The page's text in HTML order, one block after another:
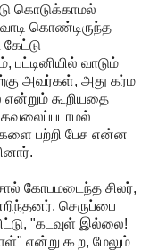
கொடுக்காமல்
கொண்டிருந்த
வாடும்
அவர்கள், அது கர்ம
கூறியதை
கவலைப்படாமல்
பற்றி பேச என்ன
கோபமடைந்த சிலர்,
செருப்பை
"கடவுள் இல்லை!
என்று கூற, மேலும்